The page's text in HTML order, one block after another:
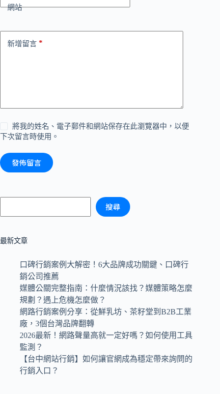
網站
新增留言 *
將我的姓名、電子郵件和網站保存在此瀏覽器中，以便
下次留言時使用。
發佈留言
搜尋
最新文章
口碑行銷案例大解密！6大品牌成功關鍵、口碑行
銷公司推薦
媒體公關完整指南：什麼情況該找？媒體策略怎麼
規劃？遇上危機怎麼做？
網路行銷案例分享：從鮮乳坊、茶籽堂到B2B工業
廠，3個台灣品牌翻轉
2026最新！網路聲量高就一定好嗎？如何使用工具
監測？
【台中網站行銷】如何讓官網成為穩定帶來詢問的
行銷入口？